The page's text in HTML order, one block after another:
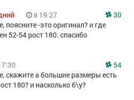
в 19:27
30
поясните -это оригинал? и где
52-54 рост 180. спасибо
54
скажите а большие размеры есть
180? и насколько б\у?